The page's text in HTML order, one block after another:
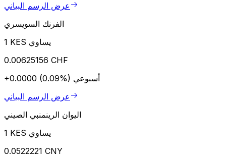
عرض الرسم البياني
الفرنك السويسري
1 KES يساوي
0.00625156 CHF
+0.0000 (0.09%) أسبوعي
عرض الرسم البياني
اليوان الرينمنبي الصيني
1 KES يساوي
0.0522221 CNY